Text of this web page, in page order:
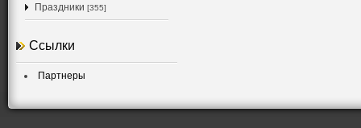
Праздники [355]
Ссылки
Партнеры